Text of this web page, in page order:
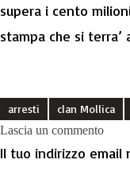
supera i cento
stampa che si terra’
arresti clan Mollica
Lascia un commento
Il tuo indirizzo email